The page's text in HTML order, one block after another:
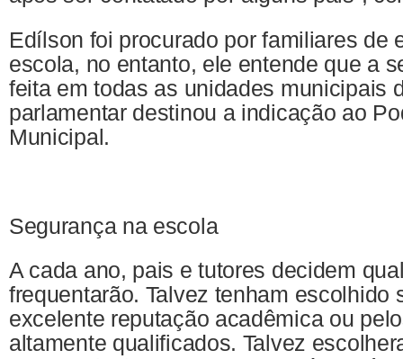
Edílson foi procurado por familiares de
escola, no entanto, ele entende que a
feita em todas as unidades municipais
parlamentar destinou a indicação ao
Municipal.
Segurança na escola
A cada ano, pais e tutores decidem
frequentarão. Talvez tenham escolhido
excelente reputação acadêmica ou
altamente qualificados. Talvez